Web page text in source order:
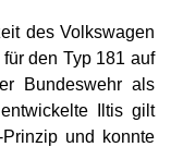
des Volkswagen
den Typ 181 auf
Bundeswehr als
Iltis gilt
und konnte